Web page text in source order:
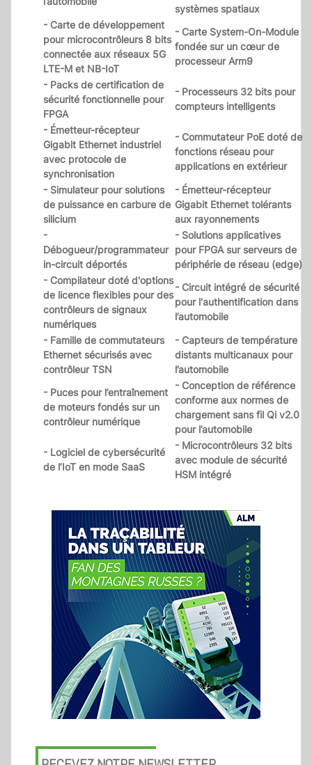
systèmes spatiaux
- Carte de développement
pour microcontrôleurs 8 bits
connectée aux réseaux 5G
LTE-M et NB-IoT
- Carte System-On-Module
fondée sur un cœur de
processeur Arm9
- Packs de certification de
sécurité fonctionnelle pour
FPGA
- Processeurs 32 bits pour
compteurs intelligents
- Émetteur-récepteur
Gigabit Ethernet industriel
avec protocole de
synchronisation
- Commutateur PoE doté de
fonctions réseau pour
applications en extérieur
- Simulateur pour solutions
de puissance en carbure de
silicium
- Émetteur-récepteur
Gigabit Ethernet tolérants
aux rayonnements
-
Débogueur/programmateur
in-circuit déportés
- Solutions applicatives
pour FPGA sur serveurs de
périphérie de réseau (edge)
- Compilateur doté d'options
de licence flexibles pour des
contrôleurs de signaux
numériques
- Circuit intégré de sécurité
pour l'authentification dans
l’automobile
- Famille de commutateurs
Ethernet sécurisés avec
contrôleur TSN
- Capteurs de température
distants multicanaux pour
l’automobile
- Puces pour l’entraînement
de moteurs fondés sur un
contrôleur numérique
- Conception de référence
conforme aux normes de
chargement sans fil Qi v2.0
pour l’automobile
- Logiciel de cybersécurité
de l’IoT en mode SaaS
- Microcontrôleurs 32 bits
avec module de sécurité
HSM intégré